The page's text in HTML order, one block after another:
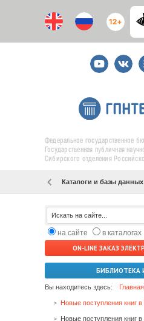
12+
Youtube
Федеральное государственное
Государственная публичная
Сибирского отделения
Каталоги и базы данных
на сайте
в каталогах
ON-LINE ЗАКАЗ
БИБЛИОТЕКА
Вы находитесь здесь: Главная
Новые поступления книг